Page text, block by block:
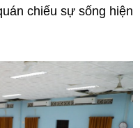
chiếu sự sống hiện